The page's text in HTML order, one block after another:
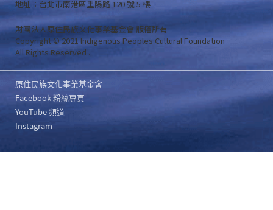
地址：台北市南港區重陽路 120 號 5 樓
財團法人原住民族文化事業基金會 版權所有
Copyright © 2021 Indigenous Peoples Cultural Foundation
All Rights Reserved .
原住民族文化事業基金會
Facebook 粉絲專頁
YouTube 頻道
Instagram